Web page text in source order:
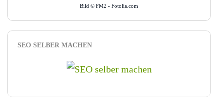
Bild © FM2 - Fotolia.com
SEO SELBER MACHEN